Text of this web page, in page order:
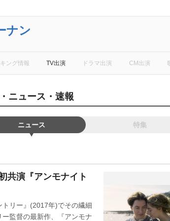
ナン
ング情報 TV出演 ドラマ出演 CM出演
ニュース・速報
ニュース 特集
共演『アンモナイト
リー』(2017年)でその繊細
監督の最新作、『アンモナ